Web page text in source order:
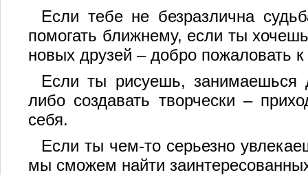
Если тебе не безразлична
помогать ближнему, если ты
новых друзей – добро пожаловать
Если ты рисуешь, занимаешься
либо создавать творчески –
себя.
Если ты чем-то серьезно
мы сможем найти